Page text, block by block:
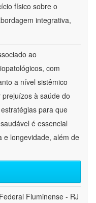
físico sobre o
integrativa,
ao
com
a nível sistêmico
à saúde do
para que
é essencial
e longevidade, além de
Fluminense - RJ